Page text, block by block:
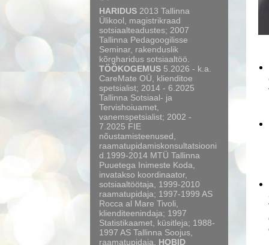
HARIDUS 2013 Tallinna
Ülikool, magistrikraad
sotsiaalteadustes; 2007
Tallinna Pedagoogilisse
Seminar, rakenduslik
kõrgharidus sotsiaaltöö.
TÖÖKOGEMUS 5.2026 - k.a.
CareMate OÜ, klienditoe
spetsialist; 2014 - 6.2025
Tallinna Sotsiaal- ja
Tervishoiuamet,
vanemspetsialist; 2002 -
7.2025 FIE
nõustamisteenused,
raamatupidamiskonsultatsiooni
d.1999-2014 MTÜ Tallinna
Puuetega Inimeste Koda,
invatakso koordinaator,
sotsiaaltöötaja, 1999-2010
raamatupidaja; 1997-1999 AS
Rocca al Mare Tivoli,
klienditeenindaja; 1997
Statistikaamet, küsitleja; 1988-
1997 AS Tallinna Soojus,
raamatupidaja. HOBID